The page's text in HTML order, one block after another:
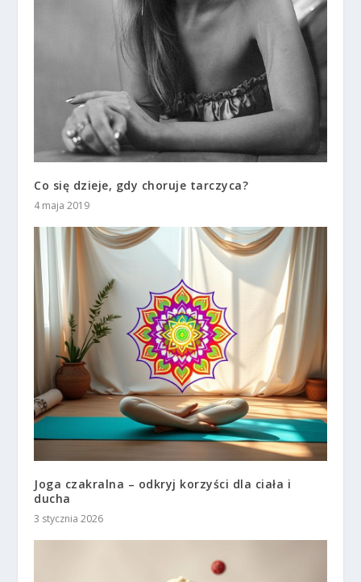
Co się dzieje, gdy choruje tarczyca?
4 maja 2019
Joga czakralna – odkryj korzyści dla ciała i
ducha
3 stycznia 2026